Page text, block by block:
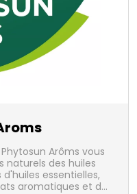
Arôms vous
naturels des huiles
essentielles,
aromatiques et de